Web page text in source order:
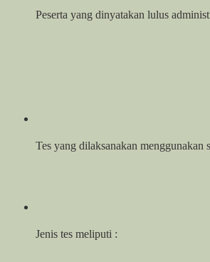
Peserta yang dinyatakan lulus
Tes yang dilaksanakan menggunakan
Jenis tes meliputi :